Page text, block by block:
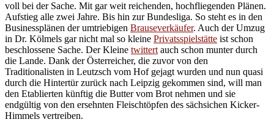
voll bei der Sache. Mit gar weit reichenden, hochfliegenden Plänen.
Aufstieg alle zwei Jahre. Bis hin zur Bundesliga. So steht es in den
Businessplänen der umtriebigen Brauseverkäufer. Auch der Umzug
in Dr. Kölmels gar nicht mal so kleine Privatsspielstätte ist schon
beschlossene Sache. Der Kleine twittert auch schon munter durch
die Lande. Dank der Österreicher, die zuvor von den
Traditionalisten in Leutzsch vom Hof gejagt wurden und nun quasi
durch die Hintertür zurück nach Leipzig gekommen sind, will man
den Etablierten künftig die Butter vom Brot nehmen und sie
endgültig von den ersehnten Fleischtöpfen des sächsichen Kicker-
Himmels vertreiben.